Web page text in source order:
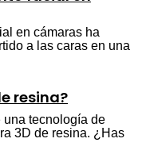
en cámaras ha
a las caras en una
resina?
una tecnología de
3D de resina. ¿Has